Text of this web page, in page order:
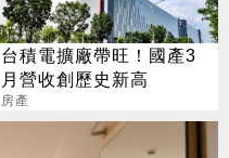
台積電擴廠帶旺！國產3
月營收創歷史新高
房產